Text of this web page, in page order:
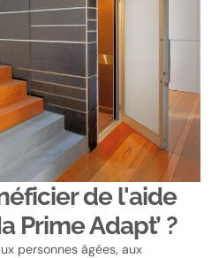
de l'aide
Prime Adapt’ ?
personnes âgées, aux